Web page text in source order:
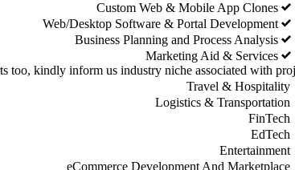
Custom Web & Mobile App Clones
Web/Desktop Software & Portal Development
Business Planning and Process Analysis
Marketing Aid & Services
too, kindly inform us industry niche associated with
Travel & Hospitality
Logistics & Transportation
FinTech
EdTech
Entertainment
eCommerce Development And Marketplace